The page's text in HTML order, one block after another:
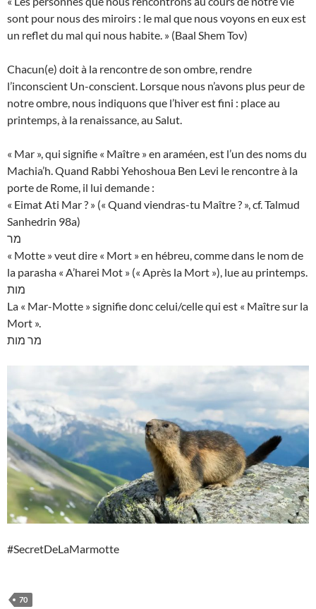
sont pour nous des miroirs : le mal que nous voyons en eux est
un reflet du mal qui nous habite. » (Baal Shem Tov)
Chacun(e) doit à la rencontre de son ombre, rendre
l’inconscient Un-conscient. Lorsque nous n’avons plus peur de
notre ombre, nous indiquons que l’hiver est fini : place au
printemps, à la renaissance, au Salut.
« Mar », qui signifie « Maître » en araméen, est l’un des noms du
Machia’h. Quand Rabbi Yehoshoua Ben Levi le rencontre à la
porte de Rome, il lui demande :
« Eimat Ati Mar ? » (« Quand viendras-tu Maître ? », cf. Talmud
Sanhedrin 98a)
מר
« Motte » veut dire « Mort » en hébreu, comme dans le nom de
la parasha « A’harei Mot » (« Après la Mort »), lue au printemps.
מות
La « Mar-Motte » signifie donc celui/celle qui est « Maître sur la
Mort ».
מר מות
#SecretDeLaMarmotte
70